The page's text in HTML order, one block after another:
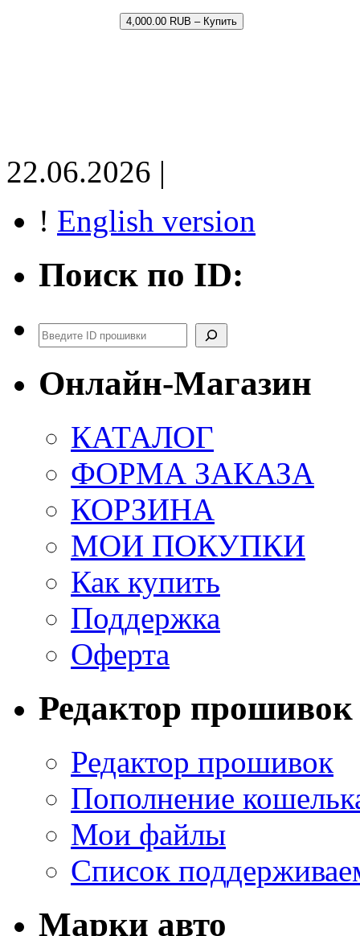
4,000.00 RUB – Купить
22.06.2026 |
! English version
Поиск по ID:
Поиск
Онлайн-Магазин
КАТАЛОГ
ФОРМА ЗАКАЗА
КОРЗИНА
МОИ ПОКУПКИ
Как купить
Поддержка
Оферта
Редактор прошивок
Редактор прошивок
Пополнение
Мои файлы
Список
Марки авто